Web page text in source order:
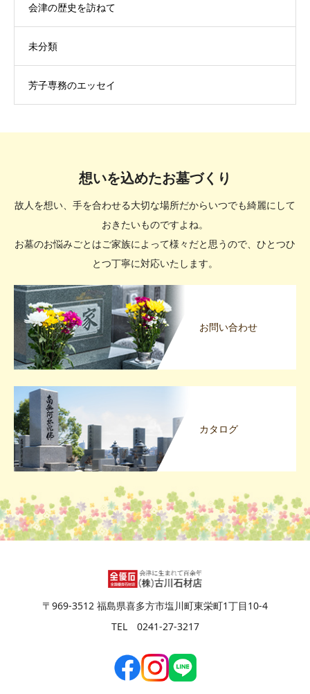
会津の歴史を訪ねて
未分類
芳子専務のエッセイ
想いを込めたお墓づくり
故人を想い、手を合わせる大切な場所だからいつでも綺麗にして
おきたいものですよね。
お墓のお悩みごとはご家族によって様々だと思うので、ひとつひ
とつ丁寧に対応いたします。
お問い合わせ
カタログ
〒969-3512 福島県喜多方市塩川町東栄町1丁目10-4
TEL 0241-27-3217